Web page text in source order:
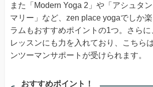
また「Modern Yoga 2」や「アシュタ
マリー」など、zen place yogaでしか
ラムもおすすめポイントの1つ。さらに
レッスンにも力を入れており、こちら
ンツーマンサポートが受けられます。
おすすめポイント！